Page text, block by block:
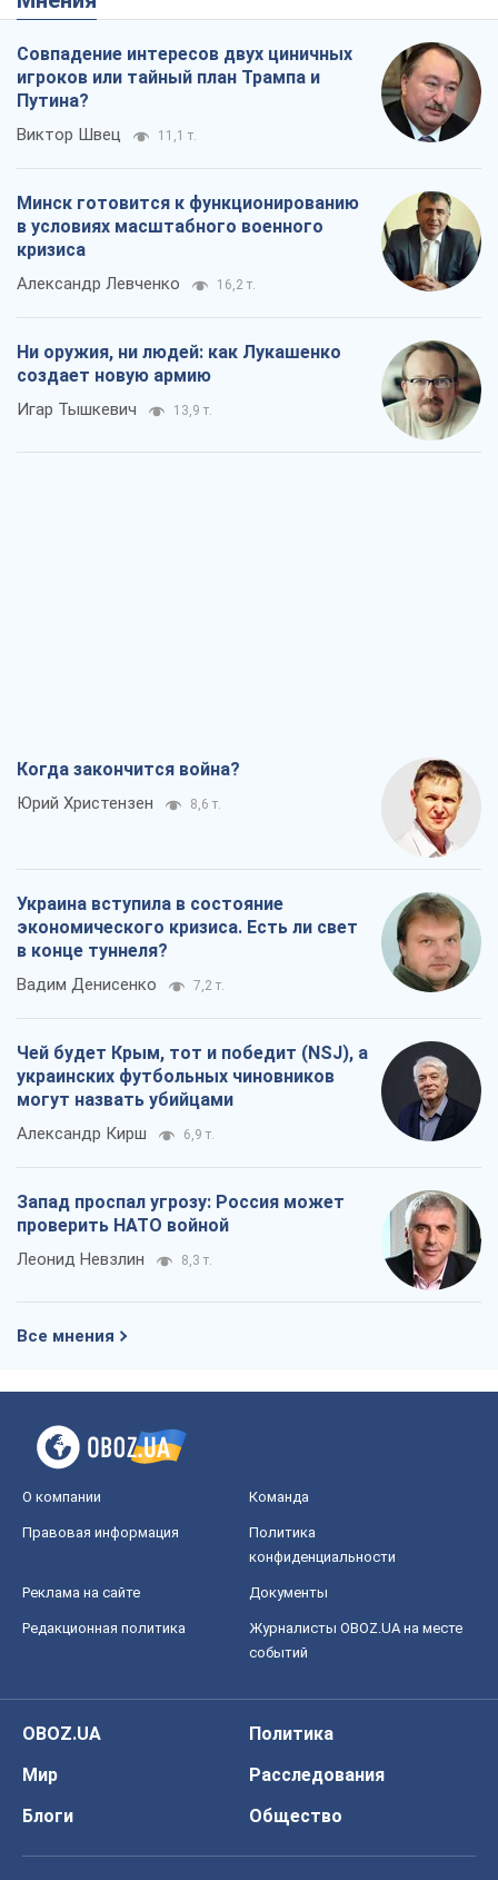
Совпадение интересов двух циничных
игроков или тайный план Трампа и
Путина?
Виктор Швец 11,1 т.
Минск готовится к функционированию
в условиях масштабного военного
кризиса
Александр Левченко 16,2 т.
Ни оружия, ни людей: как Лукашенко
создает новую армию
Игар Тышкевич 13,9 т.
Когда закончится война?
Юрий Христензен 8,6 т.
Украина вступила в состояние
экономического кризиса. Есть ли свет
в конце туннеля?
Вадим Денисенко 7,2 т.
Чей будет Крым, тот и победит (NSJ), а
украинских футбольных чиновников
могут назвать убийцами
Александр Кирш 6,9 т.
Запад проспал угрозу: Россия может
проверить НАТО войной
Леонид Невзлин 8,3 т.
Все мнения
О компании Команда
Правовая информация
Политика
конфиденциальности
Реклама на сайте Документы
Редакционная политика
Журналисты OBOZ.UA на месте
событий
OBOZ.UA
Политика
Мир
Расследования
Блоги
Общество